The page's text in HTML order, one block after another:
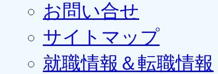
お問い合せ
サイトマップ
就職情報＆転職情報